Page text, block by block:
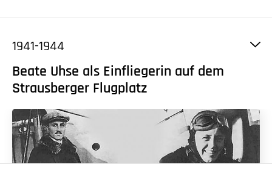
1941-1944
Beate Uhse als Einfliegerin auf dem
Strausberger Flugplatz